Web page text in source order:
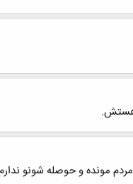
هستش.
مونده و حوصله شونو